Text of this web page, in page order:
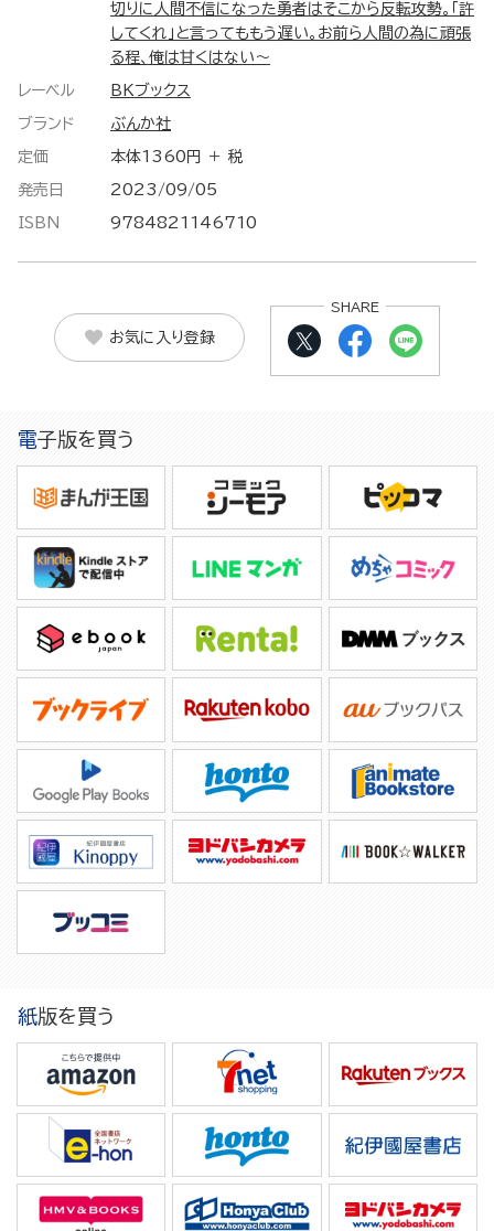
切りに人間不信になった勇者はそこから反転攻勢。「許
してくれ」と言ってももう遅い。お前ら人間の為に頑張
る程、俺は甘くはない～
レーベル BKブックス
ブランド ぶんか社
定価 本体1360円 ＋ 税
発売日 2023/09/05
ISBN 9784821146710
お気に入り登録
SHARE
電子版を買う
紙版を買う